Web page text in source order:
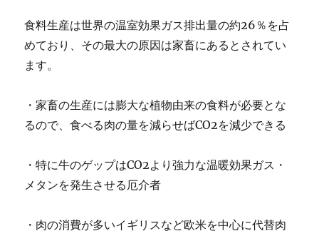
食料生産は世界の温室効果ガス排出量の約26％を占
めており、その最大の原因は家畜にあるとされてい
ます。
・家畜の生産には膨大な植物由来の食料が必要とな
るので、食べる肉の量を減らせばCO2を減少できる
・特に牛のゲップはCO2より強力な温暖効果ガス・
メタンを発生させる厄介者
・肉の消費が多いイギリスなど欧米を中心に代替肉